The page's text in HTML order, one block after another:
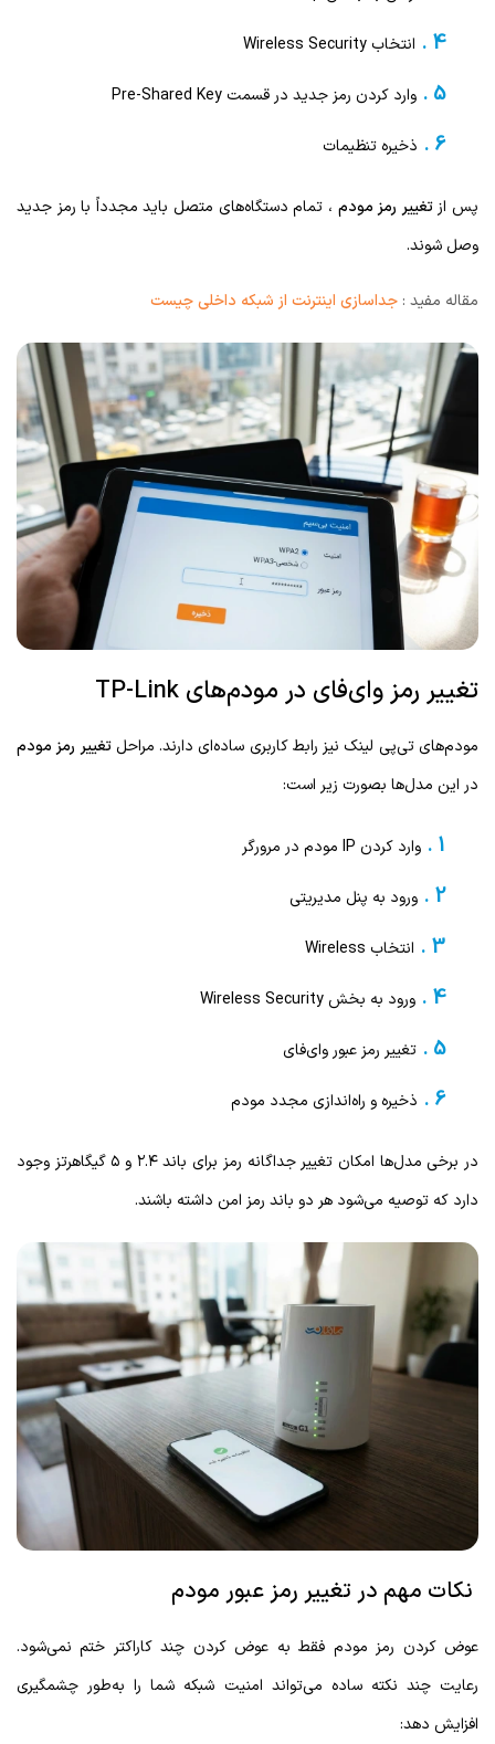
انتخاب Wireless Security
وارد کردن رمز جدید در قسمت Pre-Shared Key
ذخیره تنظیمات
پس ازتغییر رمز مودم ، تمام دستگاه‌های متصل باید مجدداً با رمز جدید
وصل شوند.
مقاله مفید : جداسازی اینترنت از شبکه داخلی چیست
تغییر رمز وای‌فای در مودم‌های TP-Link
مودم‌های تی‌پی لینک نیز رابط کاربری ساده‌ای دارند. مراحلتغییر رمز مودم
در این مدل‌ها بصورت زیر است:
وارد کردن IP مودم در مرورگر
ورود به پنل مدیریتی
انتخاب Wireless
ورود به بخش Wireless Security
تغییر رمز عبور وای‌فای
ذخیره و راه‌اندازی مجدد مودم
در برخی مدل‌ها امکان تغییر جداگانه رمز برای باند ۲.۴ و ۵ گیگاهرتز وجود
دارد که توصیه می‌شود هر دو باند رمز امن داشته باشند.
نکات مهم در تغییر رمز عبور مودم
عوض کردن رمز مودم فقط به عوض کردن چند کاراکتر ختم نمی‌شود.
رعایت چند نکته ساده می‌تواند امنیت شبکه شما را به‌طور چشمگیری
افزایش دهد: